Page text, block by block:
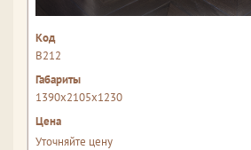
В212
1390x2105x1230
Уточняйте цену